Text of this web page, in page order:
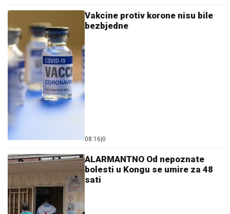
Vakcine protiv korone nisu bile
bezbjedne
08:16 0
ALARMANTNO Od nepoznate
bolesti u Kongu se umire za 48
sati